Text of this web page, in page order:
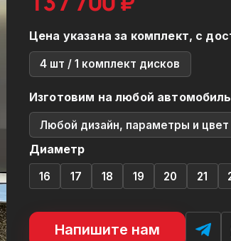
Цена указана за комплект, с
4 шт / 1 комплект дисков
Изготовим на любой
Любой дизайн, параметры и цвет
Диаметр
16 17 18 19 20 21
Напишите нам